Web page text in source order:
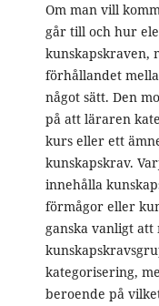
Om man vill
går till och hur
kunskapskraven,
förhållandet
något sätt. Den
på att läraren
kurs eller ett
kunskapskrav.
innehålla
förmågor eller
ganska vanligt
kategorisering,
beroende på